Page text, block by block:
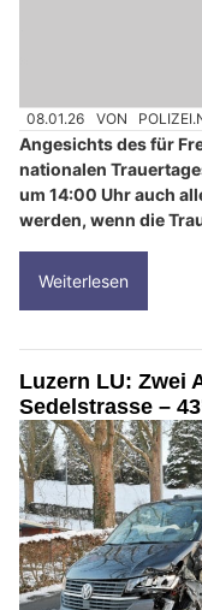
08.01.26 VON
Angesichts des für
nationalen
um 14:00 Uhr auch
werden, wenn die
Weiterlesen
Luzern LU: Zwei
Sedelstrasse –